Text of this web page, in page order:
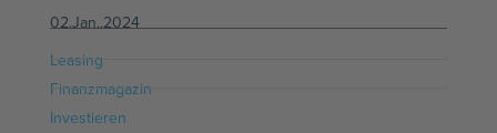
02.Jan..2024
Leasing
Finanzmagazin
Investieren